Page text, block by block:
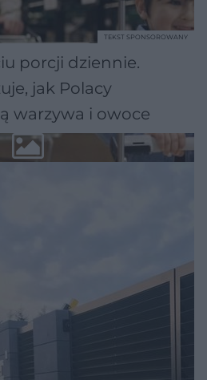
porcji dziennie.
jak Polacy
warzywa i owoce
TEKST SPONSOROWANY